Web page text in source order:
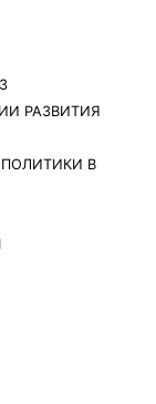
РАЗВИТИЯ
ПОЛИТИКИ В